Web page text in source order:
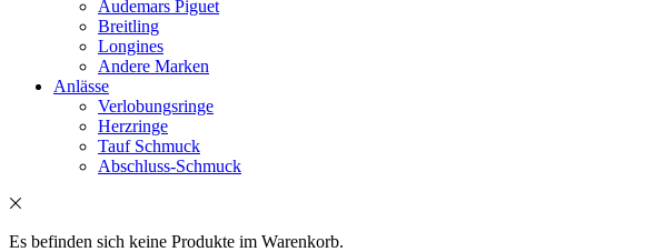
Audemars Piguet
Breitling
Longines
Andere Marken
Anlässe
Verlobungsringe
Herzringe
Tauf Schmuck
Abschluss-Schmuck
Es befinden sich keine Produkte im Warenkorb.